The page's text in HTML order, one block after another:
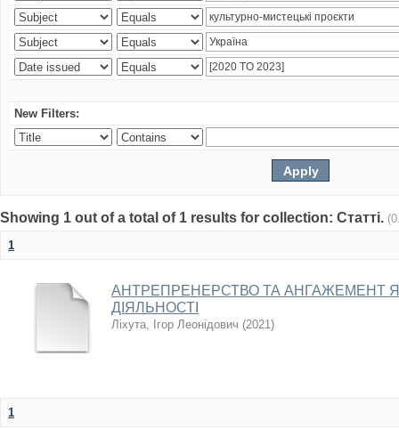
New Filters:
Showing 1 out of a total of 1 results for collection: Статті.
1
АНТРЕПРЕНЕРСТВО ТА АНГАЖЕМЕНТ
ДІЯЛЬНОСТІ
Ліхута, Ігор Леонідович (2021)
1